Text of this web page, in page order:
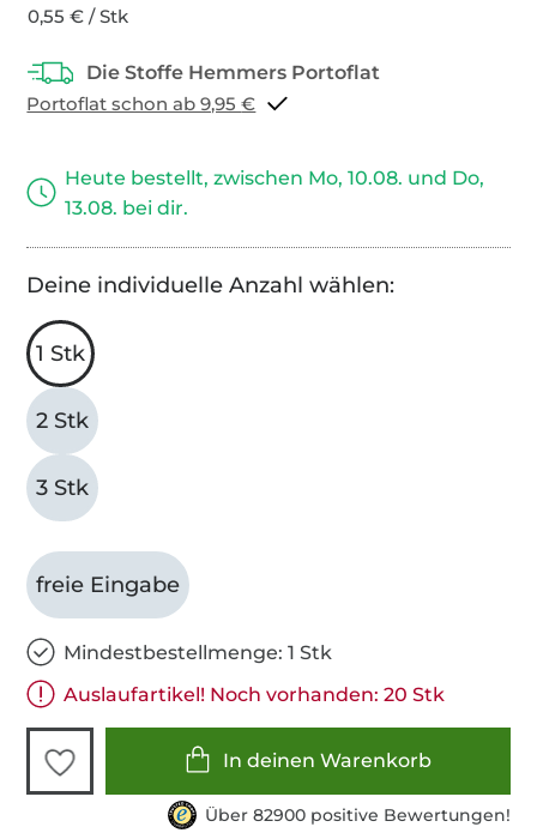
0,55 € / Stk
Portoflat schon ab 9,95 €
Heute bestellt, zwischen Mo, 10.08. und Do,
13.08. bei dir.
Deine individuelle Anzahl wählen:
1 Stk
2 Stk
3 Stk
freie Eingabe
Mindestbestellmenge: 1 Stk
Auslaufartikel! Noch vorhanden: 20 Stk
In deinen Warenkorb
Über 82900 positive Bewertungen!